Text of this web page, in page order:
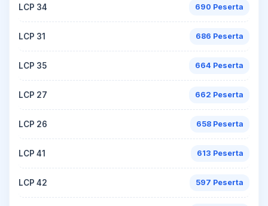
LCP 34 690 Peserta
LCP 31 686 Peserta
LCP 35 664 Peserta
LCP 27 662 Peserta
LCP 26 658 Peserta
LCP 41 613 Peserta
LCP 42 597 Peserta